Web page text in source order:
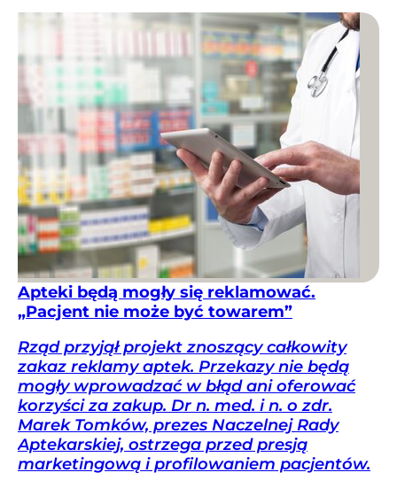
Apteki będą mogły się reklamować.
„Pacjent nie może być towarem”
Rząd przyjął projekt znoszący całkowity
zakaz reklamy aptek. Przekazy nie będą
mogły wprowadzać w błąd ani oferować
korzyści za zakup. Dr n. med. i n. o zdr.
Marek Tomków, prezes Naczelnej Rady
Aptekarskiej, ostrzega przed presją
marketingową i profilowaniem pacjentów.